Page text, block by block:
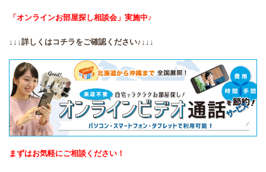
「オンラインお部屋探し相談会」実施中♪
↓↓↓詳しくはコチラをご確認ください♪↓↓↓
まずはお気軽にご相談ください！